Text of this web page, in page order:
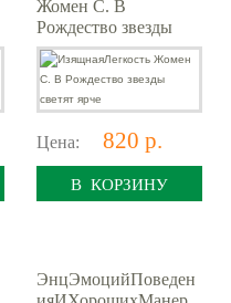
Жомен С. В
Рождество звезды
светят ярче
Цена: 820 р.
В КОРЗИНУ
ЭнцЭмоцийПоведен